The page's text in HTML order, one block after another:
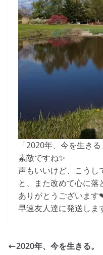
「2020年、今を生きる
素敵ですね✨
声もいいけど、こうし
と、また改めて心に落
ありがとうございます
早速友人達に発送しま
2020年、今を生きる。